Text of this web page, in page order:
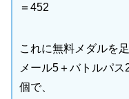
＝452
これに無料メダルを足
メール5＋バトルパ
個で、